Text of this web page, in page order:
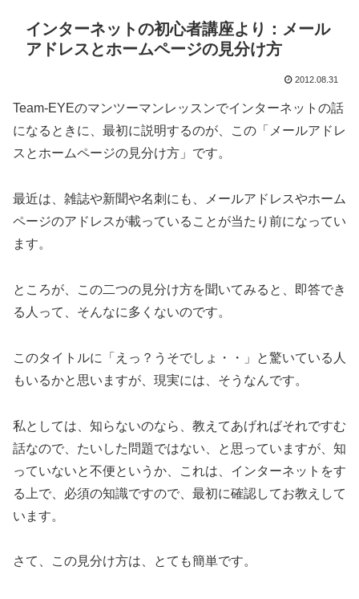
インターネットの初心者講座より：メール
アドレスとホームページの見分け方
2012.08.31
Team-EYEのマンツーマンレッスンでインターネットの話
になるときに、最初に説明するのが、この「メールアドレ
スとホームページの見分け方」です。
最近は、雑誌や新聞や名刺にも、メールアドレスやホーム
ページのアドレスが載っていることが当たり前になってい
ます。
ところが、この二つの見分け方を聞いてみると、即答でき
る人って、そんなに多くないのです。
このタイトルに「えっ？うそでしょ・・」と驚いている人
もいるかと思いますが、現実には、そうなんです。
私としては、知らないのなら、教えてあげればそれですむ
話なので、たいした問題ではない、と思っていますが、知
っていないと不便というか、これは、インターネットをす
る上で、必須の知識ですので、最初に確認してお教えして
います。
さて、この見分け方は、とても簡単です。